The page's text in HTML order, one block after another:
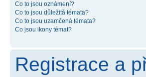
Co to jsou oznámení?
Co to jsou důležitá témata?
Co to jsou uzamčená témata?
Co jsou ikony témat?
Registrace a